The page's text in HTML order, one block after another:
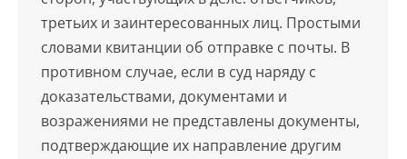
третьих и заинтересованных лиц. Простыми
словами квитанции об отправке с почты. В
противном случае, если в суд наряду с
доказательствами, документами и
возражениями не представлены документы,
подтверждающие их направление другим